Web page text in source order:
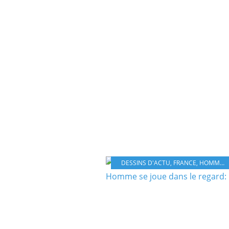
DESSINS D'ACTU, FRANCE, HOMME ,